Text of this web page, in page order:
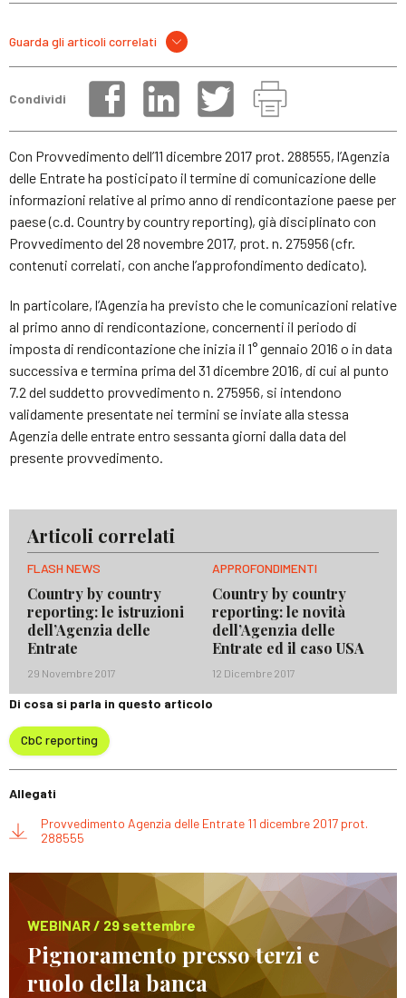
Guarda gli articoli correlati
Condividi
Con Provvedimento dell’11 dicembre 2017 prot. 288555, l’Agenzia
delle Entrate ha posticipato il termine di comunicazione delle
informazioni relative al primo anno di rendicontazione paese per
paese (c.d. Country by country reporting), già disciplinato con
Provvedimento del 28 novembre 2017, prot. n. 275956 (cfr.
contenuti correlati, con anche l’approfondimento dedicato).
In particolare, l’Agenzia ha previsto che le comunicazioni relative
al primo anno di rendicontazione, concernenti il periodo di
imposta di rendicontazione che inizia il 1° gennaio 2016 o in data
successiva e termina prima del 31 dicembre 2016, di cui al punto
7.2 del suddetto provvedimento n. 275956, si intendono
validamente presentate nei termini se inviate alla stessa
Agenzia delle entrate entro sessanta giorni dalla data del
presente provvedimento.
Articoli correlati
FLASH NEWS
Country by country
reporting: le istruzioni
dell’Agenzia delle
Entrate
29 Novembre 2017
APPROFONDIMENTI
Country by country
reporting: le novità
dell’Agenzia delle
Entrate ed il caso USA
12 Dicembre 2017
Di cosa si parla in questo articolo
CbC reporting
Allegati
Provvedimento Agenzia delle Entrate 11 dicembre 2017 prot.
288555
WEBINAR / 29 settembre
Pignoramento presso terzi e
ruolo della banca